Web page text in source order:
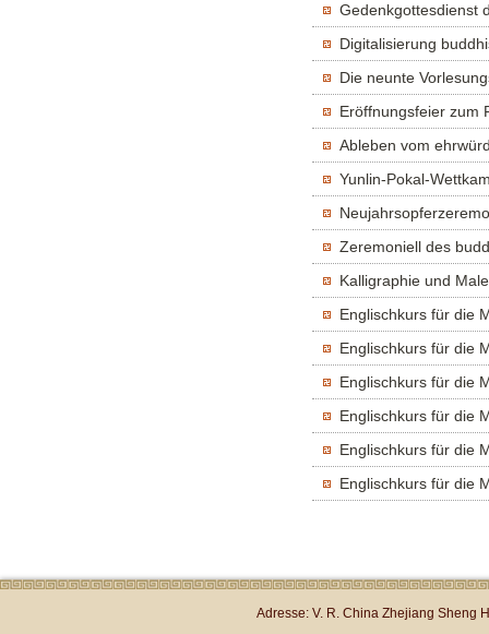
Gedenkgottesdienst
Digitalisierung
Die neunte
Eröffnungsfeier zum
Ableben vom
Yunlin-Pokal-
Zeremoniell des
Kalligraphie und
Englischkurs für die
Englischkurs für die
Englischkurs für die
Englischkurs für die
Englischkurs für die
Englischkurs für die
Adresse: V. R. China Zhejiang Sheng